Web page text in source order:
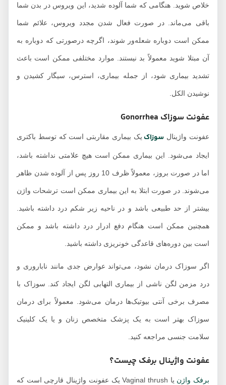
خلاص شوید. هنگامی که شما آلوده شدید، این ویروس در بدن شما
باقی می‌ماند. در صورت فعال شدن مجدد ویروس، علائم شما
ممکن است دوباره شعله‌ور شوند، اگرچه درصورتی که دوباره به
آن مبتلا شوید معمولاً بد نیستند. موارد مختلفی ممکن است باعث
تشدید بیماری شود، از جمله بیماری، استرس، سیگار کشیدن و
نوشیدن الکل.
عفونتسوزاکGonorrhea
عفونت واژینالسوزاکیک بیماری مقاربتی است که توسط باکتری
ایجاد می‌شود. این بیماری ممکن است هیچ علامتی نداشته باشد،
اما در صورت بروز، معمولاً ظرف 10 روز پس از آلوده شدن ظاهر
می‌شوند. در صورت ابتلا به این بیماری ممکن است ترشحات واژن
بیشتر از حد طبیعی باشد و در ناحیه زیر شکم درد داشته باشید.
همچنین ممکن است هنگام دفع ادرار درد داشته باشد و ممکن
است بین دوره‌های قاعدگی خونریزی داشته باشید.
اگر سوزاک درمان نشود، می‌تواند عوارض جدی مانند ناباروری و
درد مزمن لگن ناشی از بیماری التهابی لگن ایجاد کند. سوزاک با
مصرف برخی آنتی بیوتیک‌ها درمان می‌شود. معمولاً برای درمان
سوزاک بهتر است به یک پزشک متخصص زنان و یا یک کلینیک
سلامت جنسی مراجعه کنید.
عفونت واژینال برفک چیست؟
برفک واژن یا Vaginal thrush یک عفونت واژینال قارچی است که